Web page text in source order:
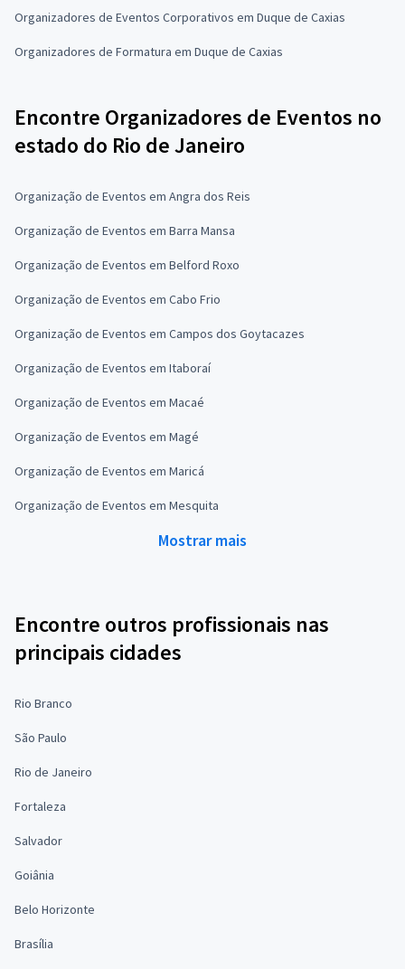
Organizadores de Eventos Corporativos em Duque de Caxias
Organizadores de Formatura em Duque de Caxias
Encontre Organizadores de Eventos no
estado do Rio de Janeiro
Organização de Eventos em Angra dos Reis
Organização de Eventos em Barra Mansa
Organização de Eventos em Belford Roxo
Organização de Eventos em Cabo Frio
Organização de Eventos em Campos dos Goytacazes
Organização de Eventos em Itaboraí
Organização de Eventos em Macaé
Organização de Eventos em Magé
Organização de Eventos em Maricá
Organização de Eventos em Mesquita
Mostrar mais
Encontre outros profissionais nas
principais cidades
Rio Branco
São Paulo
Rio de Janeiro
Fortaleza
Salvador
Goiânia
Belo Horizonte
Brasília